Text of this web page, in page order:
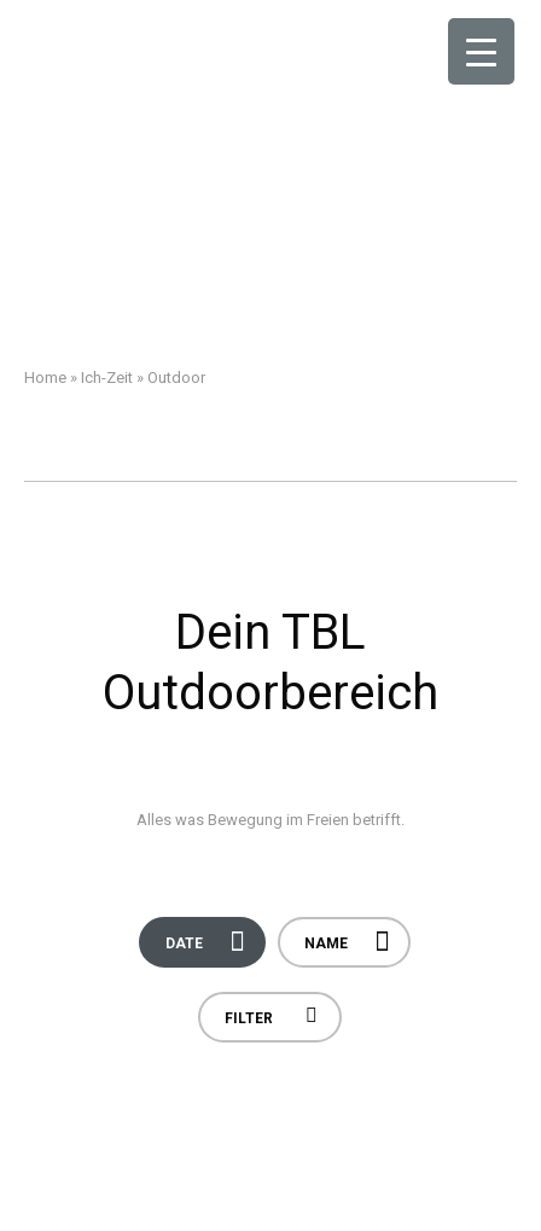
Home » Ich-Zeit » Outdoor
Dein TBL
Outdoorbereich
Alles was Bewegung im Freien betrifft.
NAME
DATE
FILTER All Categories